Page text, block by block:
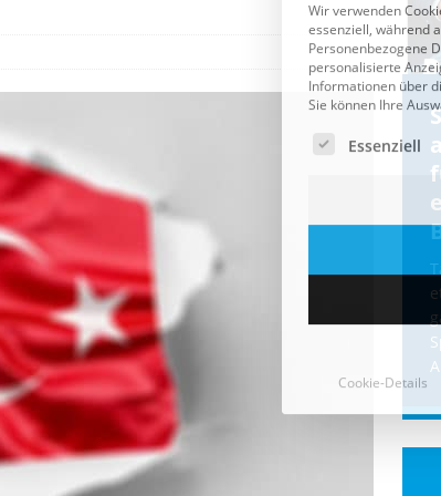
CDU & Ampel wollen nach
der Wahl wieder Afghanen
einfliegen: Zeit für ein
Asylmoratorium!
Die Bundesregierung und die CDU
halten die Wähler für dumm! Weil die
Stimmung wegen der von Afghanen
verübten Anschläge kippte, wurden die
Flüge vor der[...]
Cookie-Details